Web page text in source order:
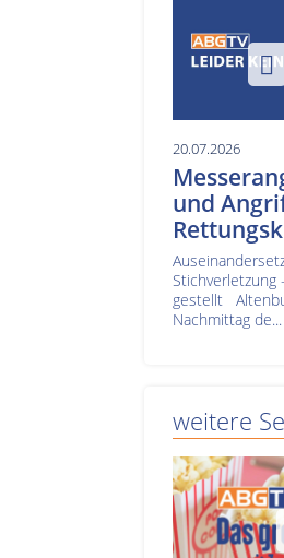
20.07.2026
und
Stichverletzung
gestellt
Nachmittag de...
weitere